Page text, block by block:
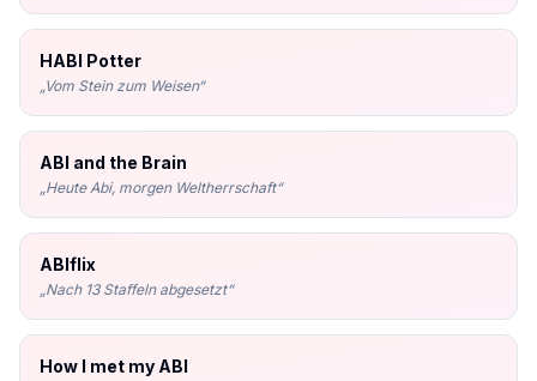
HABI Potter
„Vom Stein zum Weisen“
ABI and the Brain
„Heute Abi, morgen Weltherrschaft“
ABIflix
„Nach 13 Staffeln abgesetzt“
How I met my ABI